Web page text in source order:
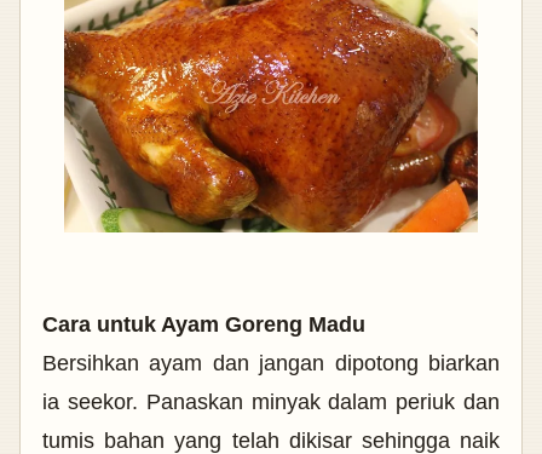
Cara untuk Ayam Goreng Madu
Bersihkan ayam dan jangan dipotong biarkan
ia seekor. Panaskan minyak dalam periuk dan
tumis bahan yang telah dikisar sehingga naik